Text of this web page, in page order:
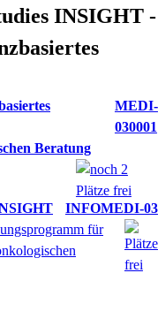
INSIGHT -
Beratung
MEDI-
030001
INFOMEDI-03
für